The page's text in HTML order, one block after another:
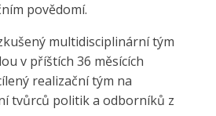
povědomí.
multidisciplinární tým
v příštích 36 měsících
realizační tým na
tvůrců politik a odborníků z